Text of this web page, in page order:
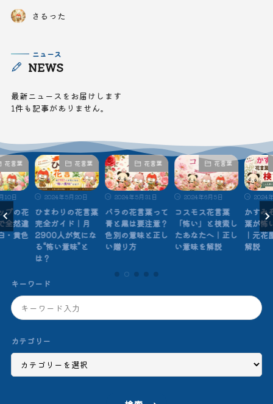
さるった
NEWS
ニュース
最新ニュースをお届けします
1件も記事がありません。
花言葉
10日
プの花
全然違
・黄色
花言葉
2024年5月20日
ひまわりの花言葉
完全ガイド｜月
2900人が気にな
る“怖い意味”と
は？
花言葉
2024年5月31日
バラの花言葉って
青と黒は要注意？
色別の意味と正し
い贈り方
花言葉
2024年6月5日
コスモス花言葉
「怖い」と検索し
たあなたへ｜正し
い意味を解説
2024
かすみ
葉が怖
｜元花
解説
キーワード
カテゴリー